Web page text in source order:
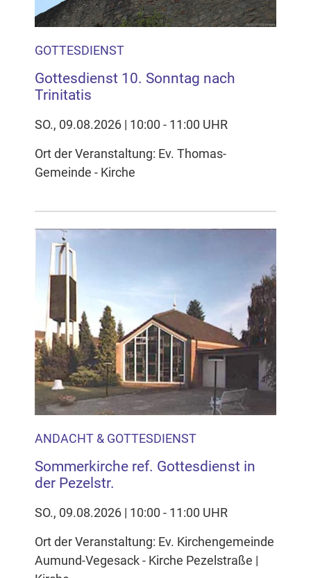
GOTTESDIENST
Gottesdienst 10. Sonntag nach
Trinitatis
SO., 09.08.2026 | 10:00 - 11:00 UHR
Ort der Veranstaltung: Ev. Thomas-
Gemeinde - Kirche
ANDACHT & GOTTESDIENST
Sommerkirche ref. Gottesdienst in
der Pezelstr.
SO., 09.08.2026 | 10:00 - 11:00 UHR
Ort der Veranstaltung: Ev. Kirchengemeinde
Aumund-Vegesack - Kirche Pezelstraße |